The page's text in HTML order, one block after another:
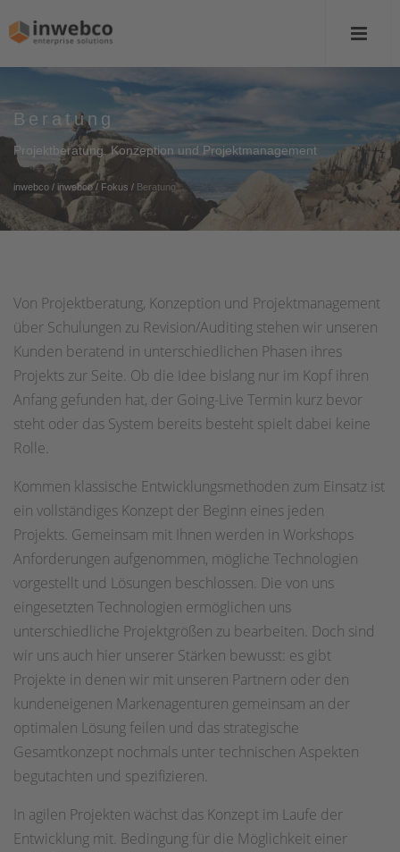
Beratung
Projektberatung, Konzeption und Projektmanagement
inwebco / inwebco/ Fokus / Beratung
Von Projektberatung, Konzeption und Projektmanagement
über Schulungen zu Revision/Auditing stehen wir unseren
Kunden beratend in unterschiedlichen Phasen ihres
Projekts zur Seite. Ob die Idee bislang nur im Kopf ihren
Anfang gefunden hat, der Going-Live Termin kurz bevor
steht oder das System bereits besteht spielt dabei keine
Rolle.
Kommen klassische Entwicklungsmethoden zum Einsatz ist
ein vollständiges Konzept der Beginn eines jeden
Projekts. Gemeinsam mit Ihnen werden in Workshops
Anforderungen aufgenommen, mögliche Technologien
vorgestellt und Lösungen beschlossen. Die von uns
eingesetzten Technologien ermöglichen uns
unterschiedliche Projektgrößen zu bearbeiten. Doch sind
wir uns auch hier unserer Stärken bewusst: es gibt
Projekte in denen wir mit unseren Partnern oder den
kundeneigenen Markenagenturen gemeinsam an der
optimalen Lösung feilen und das strategische
Gesamtkonzept nochmals unter technischen Aspekten
begutachten und spezifizieren.
In agilen Projekten wächst das Konzept im Laufe der
Entwicklung mit. Bedingung für die Möglichkeit einer